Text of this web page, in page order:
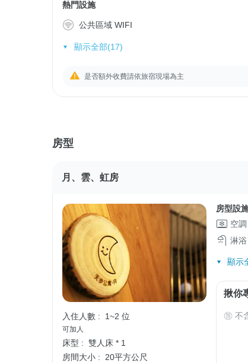
熱門設施
公共區域 WIFI
顯示全部(17)
是否額外收費請依旅宿現場為主
房型
月、雲、虹房
入住人數 : 1~2 位
可加人
床型 : 雙人床 * 1
房間大小 :
20平方公尺
房型設
空調
淋浴
顯示
揪你
不